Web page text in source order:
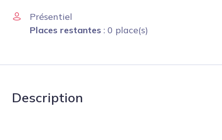
Présentiel
Places restantes : 0 place(s)
Description